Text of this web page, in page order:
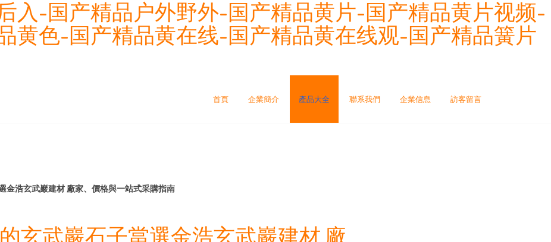
入-国产精品户外野外-国产精品黄片-国产精品黄片视频-
黄色-国产精品黄在线-国产精品黄在线观-国产精品簧片
首頁 企業簡介 產品大全 聯系我們 企業信息 訪客留言
金浩玄武巖建材 廠家、價格與一站式采購指南
的玄武巖石子當選金浩玄武巖建材 廠